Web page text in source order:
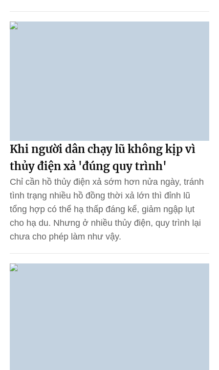
Khi người dân chạy lũ không kịp vì
thủy điện xả 'đúng quy trình'
Chỉ cần hồ thủy điện xả sớm hơn nửa ngày, tránh
tình trạng nhiều hồ đồng thời xả lớn thì đỉnh lũ
tổng hợp có thể hạ thấp đáng kể, giảm ngập lụt
cho hạ du. Nhưng ở nhiều thủy điện, quy trình lại
chưa cho phép làm như vậy.